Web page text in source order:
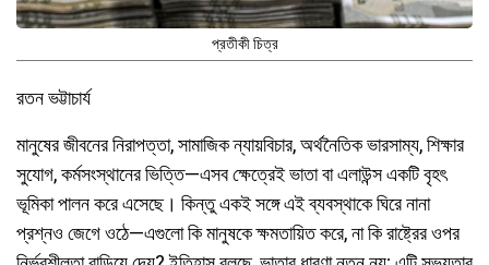
প্রতীকী চিত্র
রতন ভট্টাচার্য
মানুষের জীবনের নিরাপত্তা, সামাজিক ন্যায়বিচার, অর্থনৈতিক ভারসাম্য, শিক্ষার
সুযোগ, কর্মসংস্থানের ভিত্তি—এসব ক্ষেত্রেই ভাতা বা এলাউন্স একটি বৃহৎ
ভূমিকা পালন করে এসেছে। কিন্তু একই সঙ্গে এই ব্যবস্থাকে ঘিরে নানা
প্রশ্নও জেগে ওঠে—এগুলো কি মানুষকে ক্ষমতায়িত করে, না কি রাষ্ট্রের ওপর